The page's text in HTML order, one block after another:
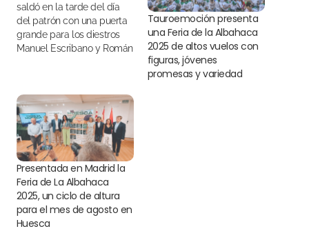
saldó en la tarde del día
del patrón con una puerta
grande para los diestros
Manuel Escribano y Román
Tauroemoción presenta
una Feria de la Albahaca
2025 de altos vuelos con
figuras, jóvenes
promesas y variedad
Presentada en Madrid la
Feria de La Albahaca
2025, un ciclo de altura
para el mes de agosto en
Huesca